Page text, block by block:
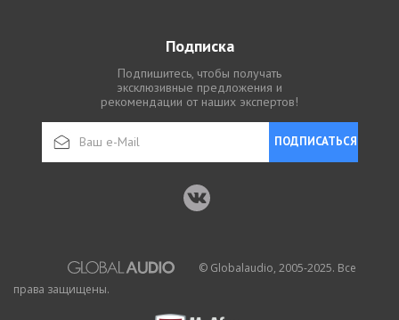
Подписка
Подпишитесь, чтобы получать
эксклюзивные предложения и
рекомендации от наших экспертов!
ПОДПИСАТЬСЯ
© Globalaudio, 2005-2025. Все
права защищены.